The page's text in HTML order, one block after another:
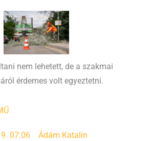
nem lehetett, de a szakmai
érdemes volt egyeztetni.
07:06 Ádám Katalin